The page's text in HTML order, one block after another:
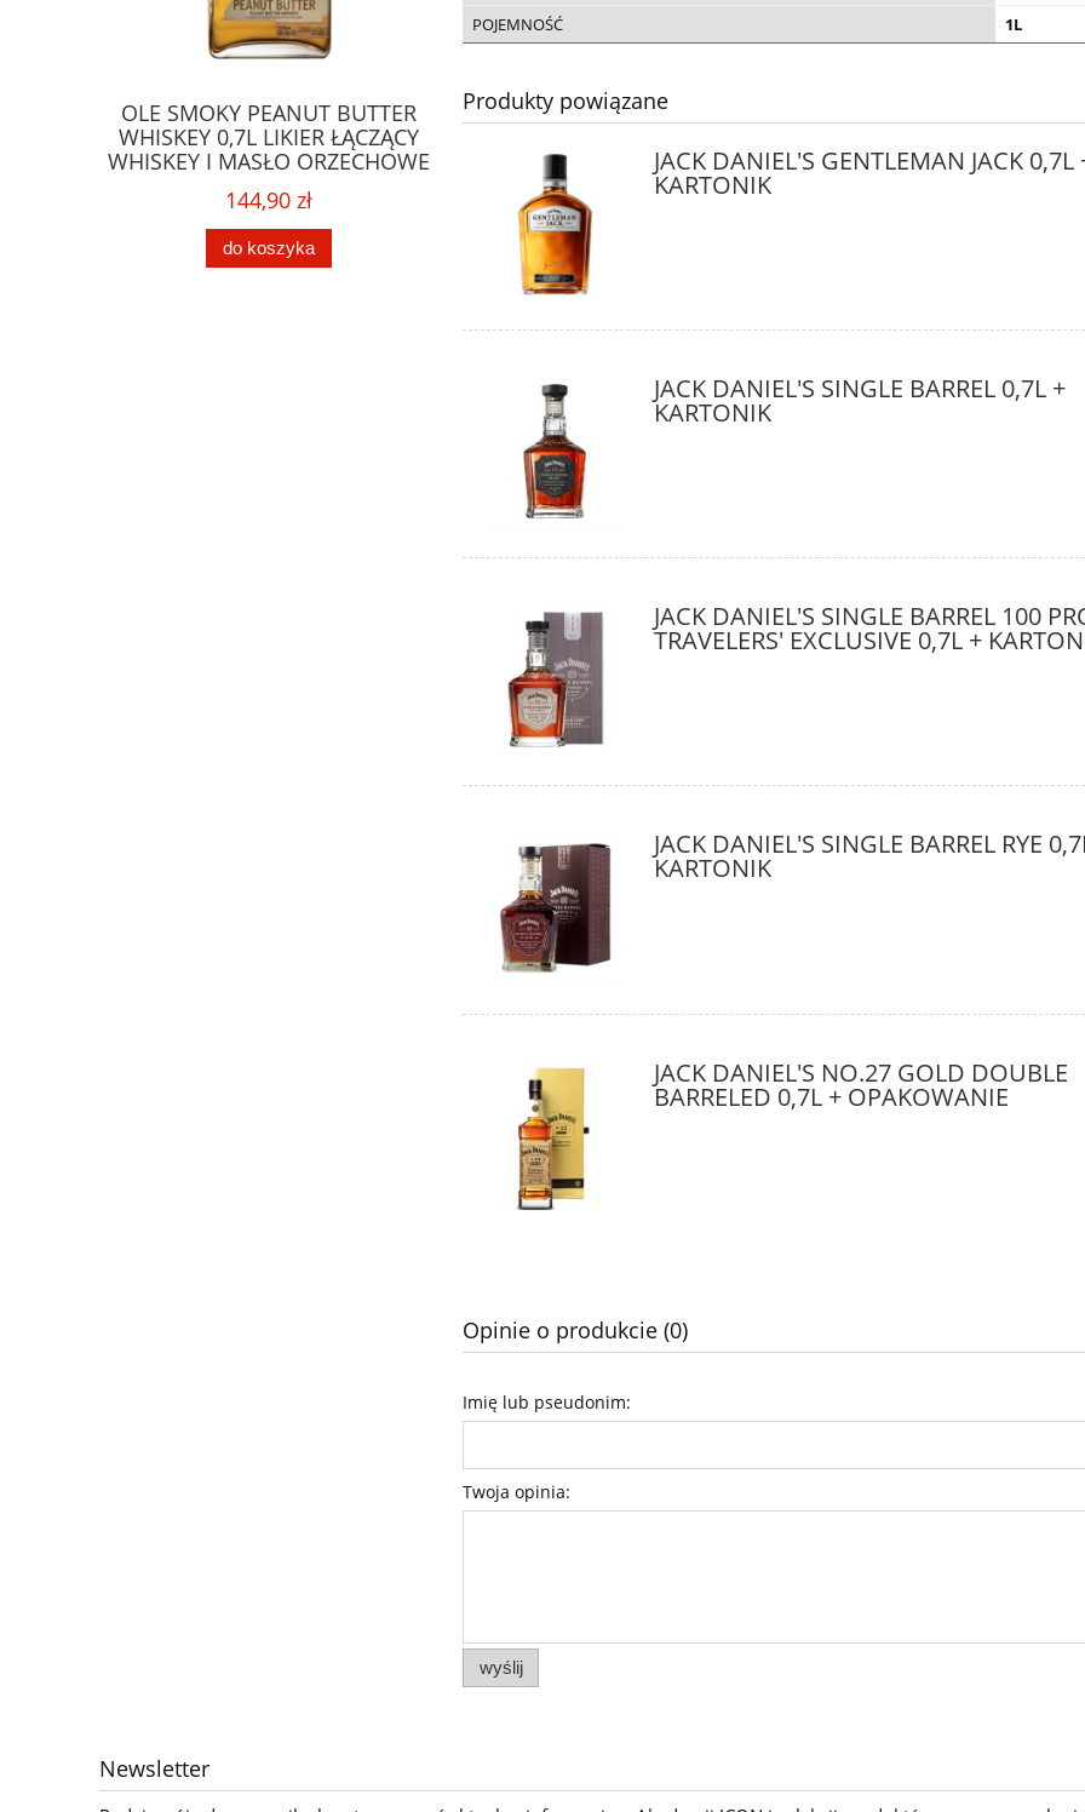
OLE SMOKY PEANUT BUTTER
WHISKEY 0,7L LIKIER ŁĄCZĄCY
WHISKEY I MASŁO ORZECHOWE
144,90 zł
do koszyka
GLENFARCLAS 15YO WHISKY
STARSZA WERSJA RODZINNEJ
359,00 zł
do koszyka
OPAKOWANIE WHISKY Z
POJEMNOŚĆ
1L
Produkty powiązane
JACK DANIEL'S GENTLEMAN JACK 0,7L
KARTONIK
JACK DANIEL'S SINGLE BARREL 0,7L +
KARTONIK
JACK DANIEL'S SINGLE BARREL 100
TRAVELERS' EXCLUSIVE 0,7L +
JACK DANIEL'S SINGLE BARREL RYE
KARTONIK
JACK DANIEL'S NO.27 GOLD DOUBLE
BARRELED 0,7L + OPAKOWANIE
Opinie o produkcie (0)
Imię lub pseudonim:
Twoja opinia:
wyślij
Newsletter